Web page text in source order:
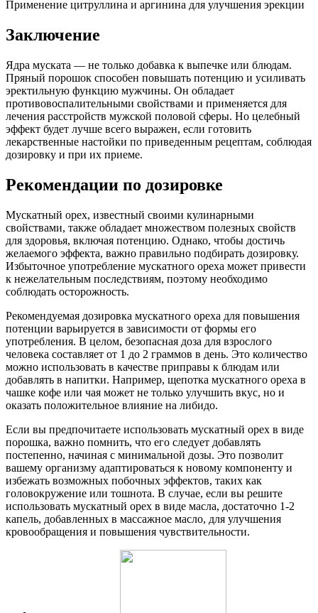
Применение цитруллина и аргинина для улучшения эрекции
Заключение
Ядра муската — не только добавка к выпечке или блюдам.
Пряный порошок способен повышать потенцию и усиливать
эректильную функцию мужчины. Он обладает
противовоспалительными свойствами и применяется для
лечения расстройств мужской половой сферы. Но целебный
эффект будет лучше всего выражен, если готовить
лекарственные настойки по приведенным рецептам, соблюдая
дозировку и при их приеме.
Рекомендации по дозировке
Мускатный орех, известный своими кулинарными
свойствами, также обладает множеством полезных свойств
для здоровья, включая потенцию. Однако, чтобы достичь
желаемого эффекта, важно правильно подбирать дозировку.
Избыточное употребление мускатного ореха может привести
к нежелательным последствиям, поэтому необходимо
соблюдать осторожность.
Рекомендуемая дозировка мускатного ореха для повышения
потенции варьируется в зависимости от формы его
употребления. В целом, безопасная доза для взрослого
человека составляет от 1 до 2 граммов в день. Это количество
можно использовать в качестве приправы к блюдам или
добавлять в напитки. Например, щепотка мускатного ореха в
чашке кофе или чая может не только улучшить вкус, но и
оказать положительное влияние на либидо.
Если вы предпочитаете использовать мускатный орех в виде
порошка, важно помнить, что его следует добавлять
постепенно, начиная с минимальной дозы. Это позволит
вашему организму адаптироваться к новому компоненту и
избежать возможных побочных эффектов, таких как
головокружение или тошнота. В случае, если вы решите
использовать мускатный орех в виде масла, достаточно 1-2
капель, добавленных в массажное масло, для улучшения
кровообращения и повышения чувствительности.